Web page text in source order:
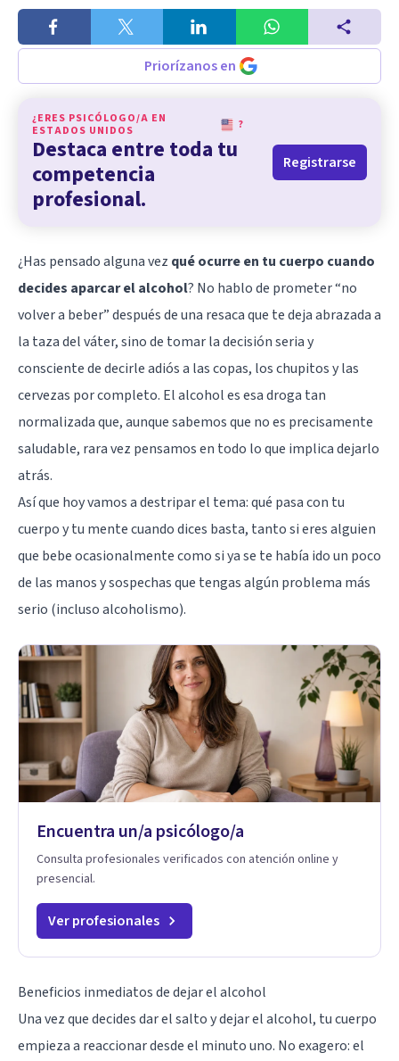
Priorízanos en
¿ERES PSICÓLOGO/A EN
ESTADOS UNIDOS
?
Destaca entre toda tu
competencia
profesional.
Registrarse
¿Has pensado alguna vez qué ocurre en tu cuerpo cuando
decides aparcar el alcohol? No hablo de prometer “no
volver a beber” después de una resaca que te deja abrazada a
la taza del váter, sino de tomar la decisión seria y
consciente de decirle adiós a las copas, los chupitos y las
cervezas por completo. El alcohol es esa droga tan
normalizada que, aunque sabemos que no es precisamente
saludable, rara vez pensamos en todo lo que implica dejarlo
atrás.
Así que hoy vamos a destripar el tema: qué pasa con tu
cuerpo y tu mente cuando dices basta, tanto si eres alguien
que bebe ocasionalmente como si ya se te había ido un poco
de las manos y sospechas que tengas algún problema más
serio (inclusoalcoholismo).
Encuentra un/a psicólogo/a
Consulta profesionales verificados con atención online y
presencial.
Ver profesionales
Beneficios inmediatos de dejar el alcohol
Una vez que decides dar el salto y dejar el alcohol, tu cuerpo
empieza a reaccionar desde el minuto uno. No exagero: el